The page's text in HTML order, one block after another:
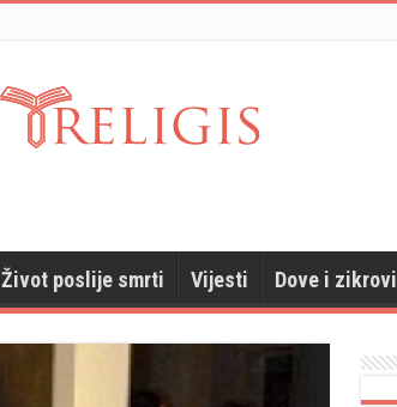
Život poslije smrti Vijesti Dove i zikrovi